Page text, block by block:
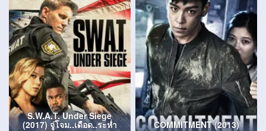
S.W.A.T. Under Siege
(2017) จู่โจม..เดือด..ระห่ำ COMMITMENT (2013)